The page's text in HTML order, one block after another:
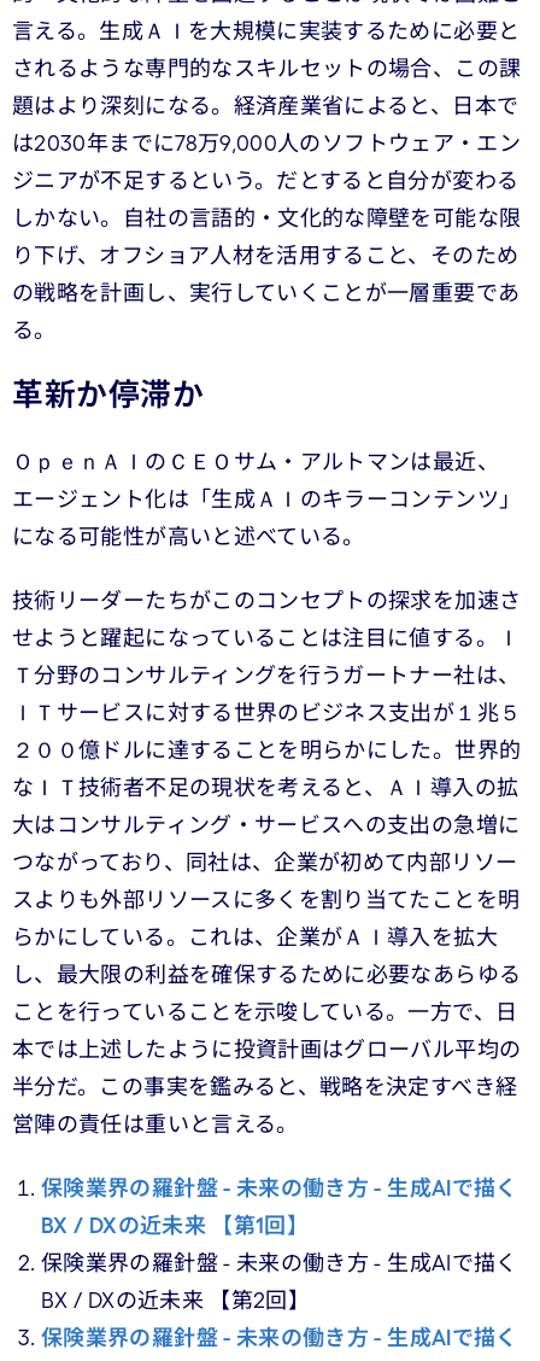
言える。生成ＡＩを大規模に実装するために必要と
されるような専門的なスキルセットの場合、この課
題はより深刻になる。経済産業省によると、日本で
は2030年までに78万9,000人のソフトウェア・エン
ジニアが不足するという。だとすると自分が変わる
しかない。自社の言語的・文化的な障壁を可能な限
り下げ、オフショア人材を活用すること、そのため
の戦略を計画し、実行していくことが一層重要であ
る。
革新か停滞か
ＯｐｅｎＡＩのＣＥＯサム・アルトマンは最近、
エージェント化は「生成ＡＩのキラーコンテンツ」
になる可能性が高いと述べている。
技術リーダーたちがこのコンセプトの探求を加速さ
せようと躍起になっていることは注目に値する。Ｉ
Ｔ分野のコンサルティングを行うガートナー社は、
ＩＴサービスに対する世界のビジネス支出が１兆５
２００億ドルに達することを明らかにした。世界的
なＩＴ技術者不足の現状を考えると、ＡＩ導入の拡
大はコンサルティング・サービスへの支出の急増に
つながっており、同社は、企業が初めて内部リソー
スよりも外部リソースに多くを割り当てたことを明
らかにしている。これは、企業がＡＩ導入を拡大
し、最大限の利益を確保するために必要なあらゆる
ことを行っていることを示唆している。一方で、日
本では上述したように投資計画はグローバル平均の
半分だ。この事実を鑑みると、戦略を決定すべき経
営陣の責任は重いと言える。
保険業界の羅針盤 - 未来の働き方 - 生成AIで描く
BX / DXの近未来 【第1回】
保険業界の羅針盤 - 未来の働き方 - 生成AIで描く
BX / DXの近未来 【第2回】
保険業界の羅針盤 - 未来の働き方 - 生成AIで描く